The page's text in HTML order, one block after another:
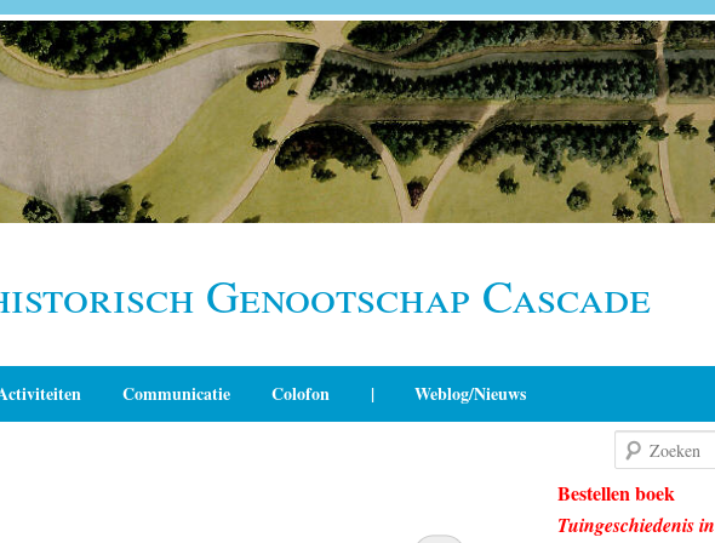
Genootschap Cascade
Communicatie Colofon | Weblog/Nieuws
Bestellen boek
Tuingeschiedenis in